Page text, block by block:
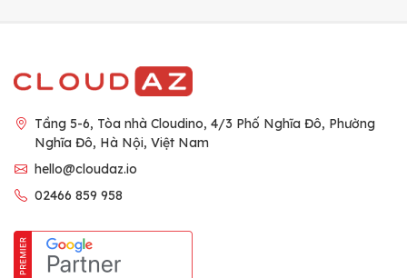
Tầng 5-6, Tòa nhà Cloudino, 4/3 Phố Nghĩa Đô, Phường
Nghĩa Đô, Hà Nội, Việt Nam
hello@cloudaz.io
02466 859 958